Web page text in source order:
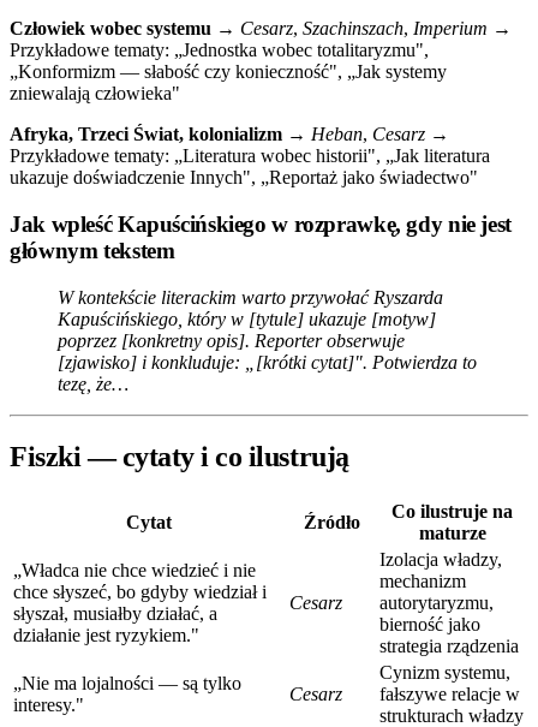
Człowiek wobec systemu → Cesarz, Szachinszach, Imperium →
Przykładowe tematy: „Jednostka wobec totalitaryzmu",
„Konformizm — słabość czy konieczność", „Jak systemy
zniewalają człowieka"
Afryka, Trzeci Świat, kolonializm → Heban, Cesarz →
Przykładowe tematy: „Literatura wobec historii", „Jak literatura
ukazuje doświadczenie Innych", „Reportaż jako świadectwo"
Jak wpleść Kapuścińskiego w rozprawkę, gdy nie jest
głównym tekstem
W kontekście literackim warto przywołać Ryszarda
Kapuścińskiego, który w [tytule] ukazuje [motyw]
poprzez [konkretny opis]. Reporter obserwuje
[zjawisko] i konkluduje: „[krótki cytat]". Potwierdza to
tezę, że…
Fiszki — cytaty i co ilustrują
Cytat Źródło
Co ilustruje na
maturze
„Władca nie chce wiedzieć i nie
chce słyszeć, bo gdyby wiedział i
słyszał, musiałby działać, a
działanie jest ryzykiem."
Cesarz
Izolacja władzy,
mechanizm
autorytaryzmu,
bierność jako
strategia rządzenia
„Nie ma lojalności — są tylko
interesy."
Cesarz
Cynizm systemu,
fałszywe relacje w
strukturach władzy